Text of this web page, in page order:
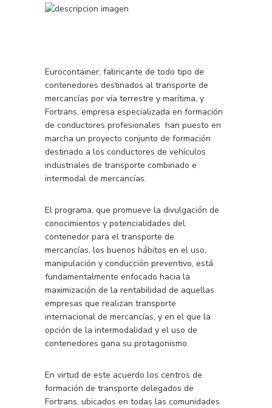
Eurocontainer, fabricante de todo tipo de
contenedores destinados al transporte de
mercancías por vía terrestre y marítima, y
Fortrans, empresa especializada en formación
de conductores profesionales han puesto en
marcha un proyecto conjunto de formación
destinado a los conductores de vehículos
industriales de transporte combinado e
intermodal de mercancías.
El programa, que promueve la divulgación de
conocimientos y potencialidades del
contenedor para el transporte de
mercancías, los buenos hábitos en el uso,
manipulación y conducción preventivo, está
fundamentalmente enfocado hacia la
maximización de la rentabilidad de aquellas
empresas que realizan transporte
internacional de mercancías, y en el que la
opción de la intermodalidad y el uso de
contenedores gana su protagonismo.
En virtud de este acuerdo los centros de
formación de transporte delegados de
Fortrans, ubicados en todas las comunidades